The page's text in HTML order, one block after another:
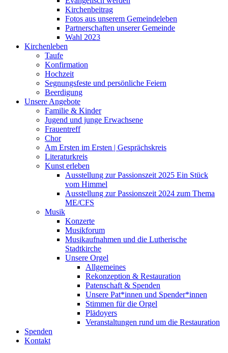
Kirchenbeitrag
Fotos aus unserem Gemeindeleben
Partnerschaften unserer Gemeinde
Wahl 2023
Kirchenleben
Taufe
Konfirmation
Hochzeit
Segnungsfeste und persönliche Feiern
Beerdigung
Unsere Angebote
Familie & Kinder
Jugend und junge Erwachsene
Frauentreff
Chor
Am Ersten im Ersten | Gesprächskreis
Literaturkreis
Kunst erleben
Ausstellung zur Passionszeit 2025 Ein Stück
vom Himmel
Ausstellung zur Passionszeit 2024 zum Thema
ME/CFS
Musik
Konzerte
Musikforum
Musikaufnahmen und die Lutherische
Stadtkirche
Unsere Orgel
Allgemeines
Rekonzeption & Restauration
Patenschaft & Spenden
Unsere Pat*innen und Spender*innen
Stimmen für die Orgel
Plädoyers
Veranstaltungen rund um die Restauration
Spenden
Kontakt